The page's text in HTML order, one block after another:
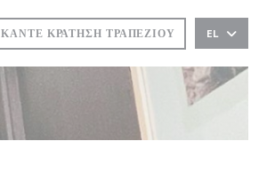
ΚΆΝΤΕ ΚΡΆΤΗΣΗ ΤΡΑΠΕΖΙΟΎ EL